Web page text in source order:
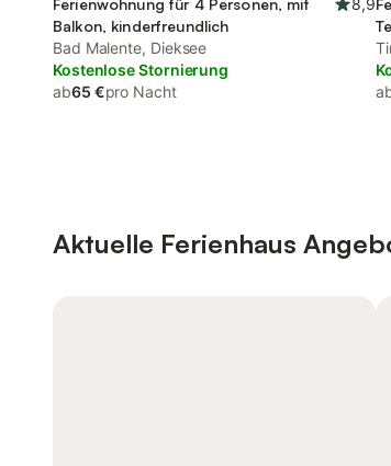
Ferienwohnung für 4 Personen, mit
Balkon, kinderfreundlich
8,9
Bad Malente, Dieksee
Kostenlose Stornierung
ab65 €pro Nacht
Aktuelle Ferienhaus